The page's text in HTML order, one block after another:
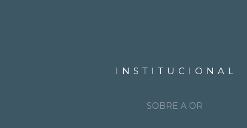
INSTITUCIONAL
SOBRE A OR